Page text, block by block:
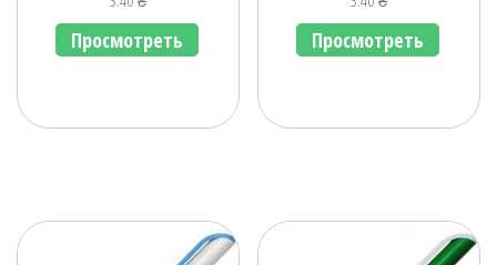
Просмотреть Просмотреть